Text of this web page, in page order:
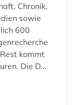
Chronik,
sowie
600
kommt
Die D...